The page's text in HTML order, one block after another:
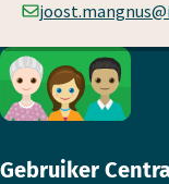
Footer
Gebruiker